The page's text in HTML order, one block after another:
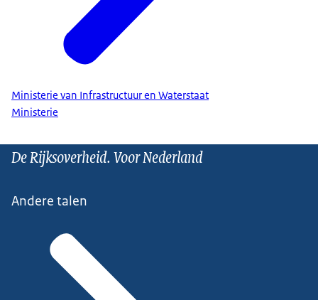
Ministerie van Infrastructuur en Waterstaat
Ministerie
De Rijksoverheid. Voor Nederland
Andere talen